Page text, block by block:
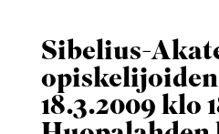
Sibelius-
18.3.2009 klo